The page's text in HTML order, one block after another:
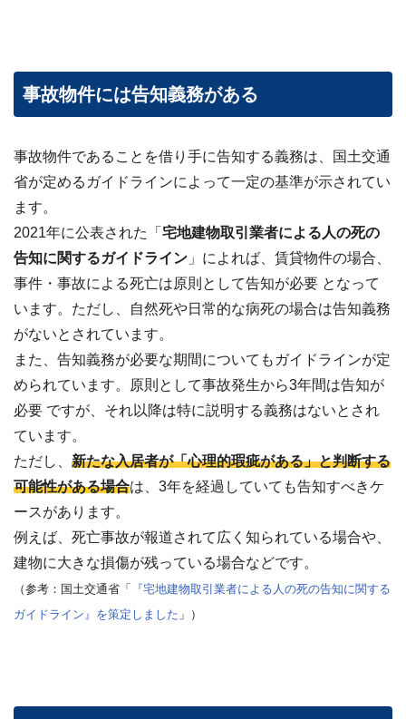
業
に
ご
信
✉
無料
査
定・
い合
わせ
メー
ルフ
ムは
ら ›
📞
お電
話で
の無
料査
定
0120-
536-
408 ／
9:00〜
18:00
事故物件には告知義務がある
事故物件であることを借り手に告知する義務は、国土交通
省が定めるガイドラインによって一定の基準が示されてい
ます。
2021年に公表された「 宅地建物取引業者による人の死の
告知に関するガイドライン 」によれば、賃貸物件の場合、
事件・事故による死亡は原則として告知が必要 となって
います。ただし、自然死や日常的な病死の場合は告知義務
がないとされています。
また、告知義務が必要な期間についてもガイドラインが定
められています。原則として事故発生から3年間は告知が
必要 ですが、それ以降は特に説明する義務はないとされ
ています。
ただし、 新たな入居者が「心理的瑕疵がある」と判断する
可能性がある場合は、3年を経過していても告知すべきケ
ースがあります。
例えば、死亡事故が報道されて広く知られている場合や、
建物に大きな損傷が残っている場合などです。
（参考：国土交通省「
『宅地建物取引業者による人の死の告知に関する
ガイドライン』を策定しました 」）